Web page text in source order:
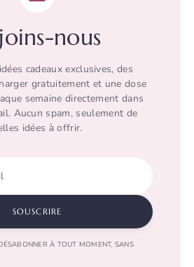
nous
cadeaux exclusives, des
gratuitement et une dose
semaine directement dans
Aucun spam, seulement de
idées à offrir.
SOUSCRIRE
À TOUT MOMENT, SANS